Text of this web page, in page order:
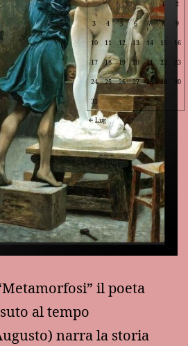
il poeta
al tempo
narra la storia
1 2
3 4 5 6 7 8 9
10 11 12 13 14 15 16
17 18 19 20 21 22 23
24 25 26 27 28 29 30
31
Lug